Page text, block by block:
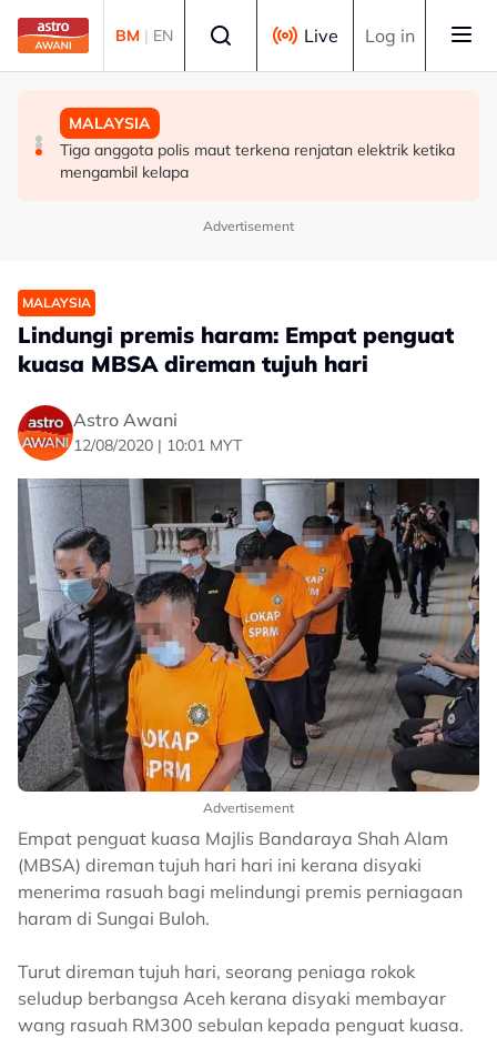
Skip to main content
BM | EN Live Log in
MALAYSIA
PM zahir dukacita tragedi anggota polis maut terkena
renjatan elektrik
POLITIK
Hasrat Nurul Izzah lepas jawatan Timbalan Presiden
PKR kerana mahu fokus pengajian lanjutan
MALAYSIA
Tiga anggota polis maut terkena renjatan elektrik ketika
mengambil kelapa
Advertisement
MALAYSIA
Lindungi premis haram: Empat penguat
kuasa MBSA direman tujuh hari
Astro Awani
12/08/2020 | 10:01 MYT
Advertisement
Empat penguat kuasa Majlis Bandaraya Shah Alam
(MBSA) direman tujuh hari hari ini kerana disyaki
menerima rasuah bagi melindungi premis perniagaan
haram di Sungai Buloh.
Turut direman tujuh hari, seorang peniaga rokok
seludup berbangsa Aceh kerana disyaki membayar
wang rasuah RM300 sebulan kepada penguat kuasa.